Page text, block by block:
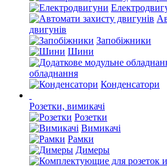
двигунів
Запобіжники
Шини
обладнання
Конденсатори
Розетки, вимикачі
Розетки
Вимикачі
Рамки
Димеры